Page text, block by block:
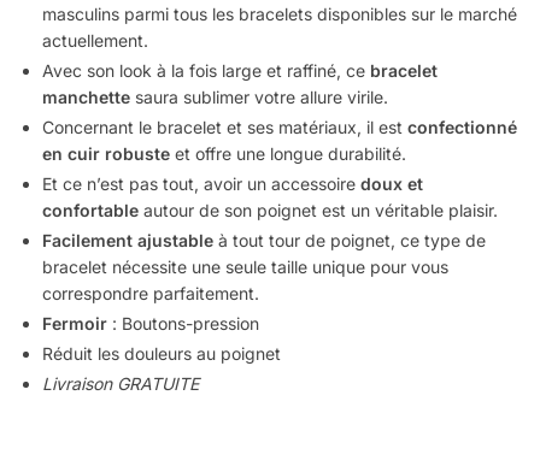
masculins parmi tous les bracelets disponibles sur le marché
actuellement.
Avec son look à la fois large et raffiné, ce bracelet
manchette saura sublimer votre allure virile.
Concernant le bracelet et ses matériaux, il est confectionné
en cuir robuste et offre une longue durabilité.
Et ce n’est pas tout, avoir un accessoire doux et
confortable autour de son poignet est un véritable plaisir.
Facilement ajustable à tout tour de poignet, ce type de
bracelet nécessite une seule taille unique pour vous
correspondre parfaitement.
Fermoir : Boutons-pression
Réduit les douleurs au poignet
Livraison GRATUITE